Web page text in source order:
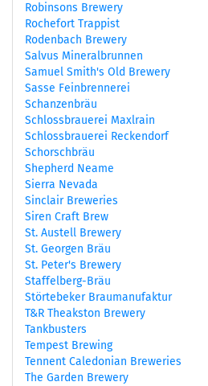
Robinsons Brewery
Rochefort Trappist
Rodenbach Brewery
Salvus Mineralbrunnen
Samuel Smith's Old Brewery
Sasse Feinbrennerei
Schanzenbräu
Schlossbrauerei Maxlrain
Schlossbrauerei Reckendorf
Schorschbräu
Shepherd Neame
Sierra Nevada
Sinclair Breweries
Siren Craft Brew
St. Austell Brewery
St. Georgen Bräu
St. Peter's Brewery
Staffelberg-Bräu
Störtebeker Braumanufaktur
T&R Theakston Brewery
Tankbusters
Tempest Brewing
Tennent Caledonian Breweries
The Garden Brewery